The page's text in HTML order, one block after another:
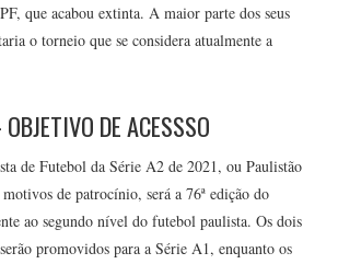
que acabou extinta. A maior parte dos seus
o torneio que se considera atualmente a
DE ACESSSO
de Futebol da Série A2 de 2021, ou Paulistão
de patrocínio, será a 76ª edição do
ao segundo nível do futebol paulista. Os dois
promovidos para a Série A1, enquanto os